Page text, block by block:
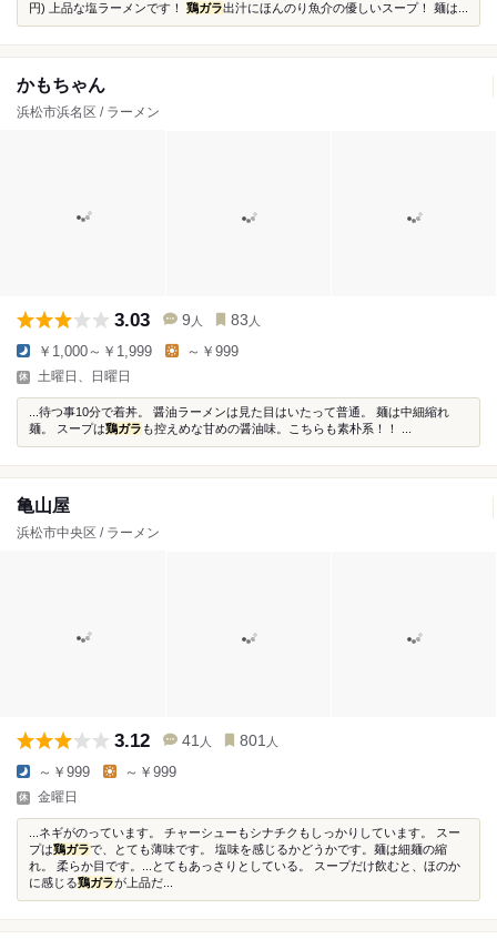
円) 上品な塩ラーメンです！ 鶏ガラ出汁にほんのり魚介の優しいスープ！ 麺は...
かもちゃん
浜松市浜名区 / ラーメン
3.03 9 人 83 人
￥1,000～￥1,999 ～￥999
土曜日、日曜日
...待つ事10分で着丼。 醤油ラーメンは見た目はいたって普通。 麺は中細縮れ
麺。 スープは鶏ガラ も控えめな甘めの醤油味。こちらも素朴系！！ ...
亀山屋
浜松市中央区 / ラーメン
3.12 41 人 801 人
～￥999 ～￥999
金曜日
...ネギがのっています。 チャーシューもシナチクもしっかりしています。 スー
プは鶏ガラで、とても薄味です。 塩味を感じるかどうかです。麺は細麺の縮
れ。 柔らか目です。...とてもあっさりとしている。 スープだけ飲むと、ほのか
に感じる鶏ガラが上品だ...